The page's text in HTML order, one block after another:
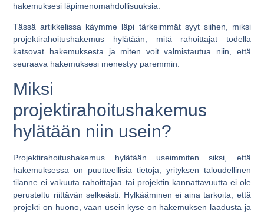
hakemuksesi läpimenomahdollisuuksia.
Tässä artikkelissa käymme läpi tärkeimmät syyt siihen, miksi
projektirahoitushakemus hylätään , mitä rahoittajat todella
katsovat hakemuksesta ja miten voit valmistautua niin, että
seuraava hakemuksesi menestyy paremmin.
Miksi
projektirahoitushakemus
hylätään niin usein?
Projektirahoitushakemus hylätään useimmiten siksi, että
hakemuksessa on puutteellisia tietoja, yrityksen taloudellinen
tilanne ei vakuuta rahoittajaa tai projektin kannattavuutta ei ole
perusteltu riittävän selkeästi. Hylkääminen ei aina tarkoita, että
projekti on huono, vaan usein kyse on hakemuksen laadusta ja